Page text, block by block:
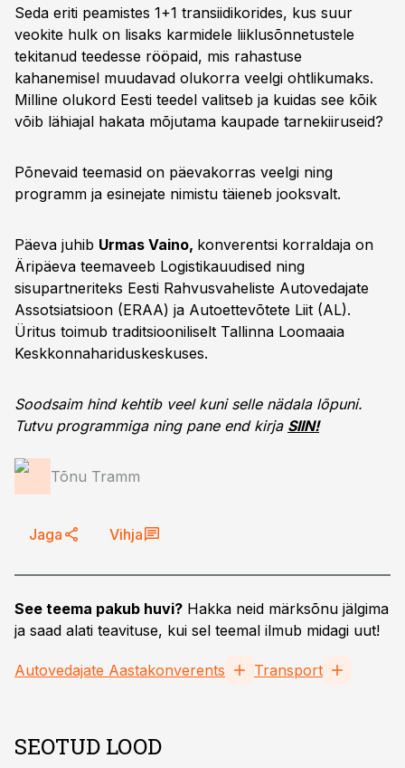
Seda eriti peamistes 1+1 transiidikorides, kus suur
veokite hulk on lisaks karmidele liiklusõnnetustele
tekitanud teedesse rööpaid, mis rahastuse
kahanemisel muudavad olukorra veelgi ohtlikumaks.
Milline olukord Eesti teedel valitseb ja kuidas see kõik
võib lähiajal hakata mõjutama kaupade tarnekiiruseid?
Põnevaid teemasid on päevakorras veelgi ning
programm ja esinejate nimistu täieneb jooksvalt.
Päeva juhib Urmas Vaino, konverentsi korraldaja on
Äripäeva teemaveeb Logistikauudised ning
sisupartneriteks Eesti Rahvusvaheliste Autovedajate
Assotsiatsioon (ERAA) ja Autoettevõtete Liit (AL).
Üritus toimub traditsiooniliselt Tallinna Loomaaia
Keskkonnahariduskeskuses.
Soodsaim hind kehtib veel kuni selle nädala lõpuni.
Tutvu programmiga ning pane end kirja SIIN!
Tõnu Tramm
Jaga Vihja
See teema pakub huvi? Hakka neid märksõnu jälgima
ja saad alati teavituse, kui sel teemal ilmub midagi uut!
Autovedajate Aastakonverents Transport
SEOTUD LOOD